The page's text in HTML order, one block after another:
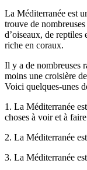
La Méditerranée est
trouve de
d’oiseaux, de reptiles
riche en coraux.
Il y a de nombreuses
moins une croisière
Voici quelques-unes
1. La Méditerranée
choses à voir et à
2. La Méditerranée
3. La Méditerranée